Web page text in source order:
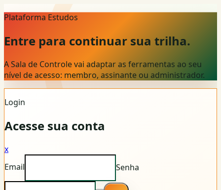
Plataforma Estudos
Entre para continuar sua trilha.
A Sala de Controle vai adaptar as ferramentas ao seu
nível de acesso: membro, assinante ou administrador.
Login
Acesse sua conta
x
Email
Senha